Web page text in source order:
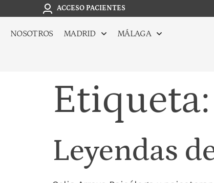
ACCESO PACIENTES
NOSOTROS MADRID MÁLAGA
Etiqueta:
Leyendas